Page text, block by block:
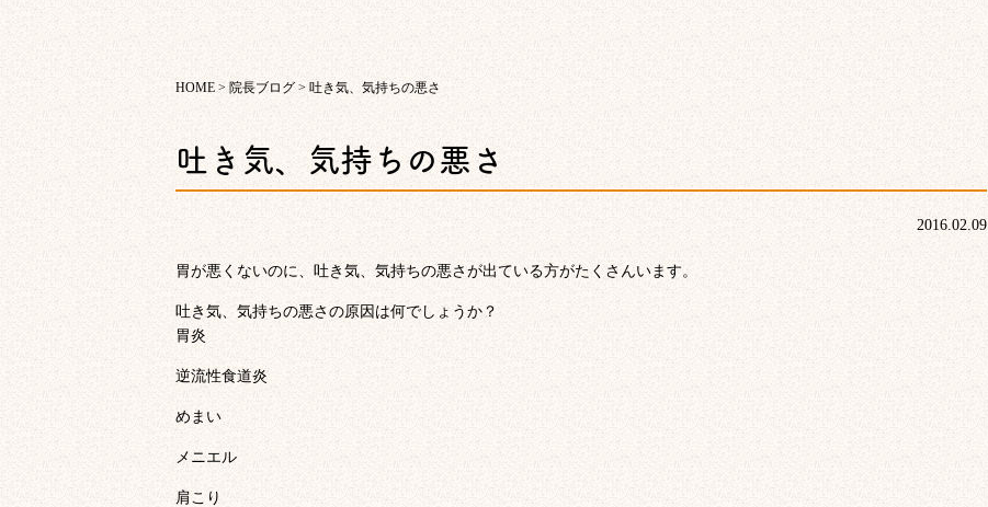
HOME > 院長ブログ > 吐き気、気持ちの悪さ
吐き気、気持ちの悪さ
2016.02.09
胃が悪くないのに、吐き気、気持ちの悪さが出ている方がたくさんいます。
吐き気、気持ちの悪さの原因は何でしょうか？
胃炎
逆流性食道炎
めまい
メニエル
肩こり